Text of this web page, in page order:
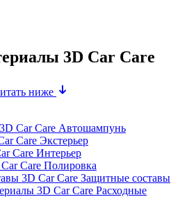
3D Car Care
ниже
Автошампунь
Экстерьер
Интерьер
Полировка
Защитные составы
Расходные